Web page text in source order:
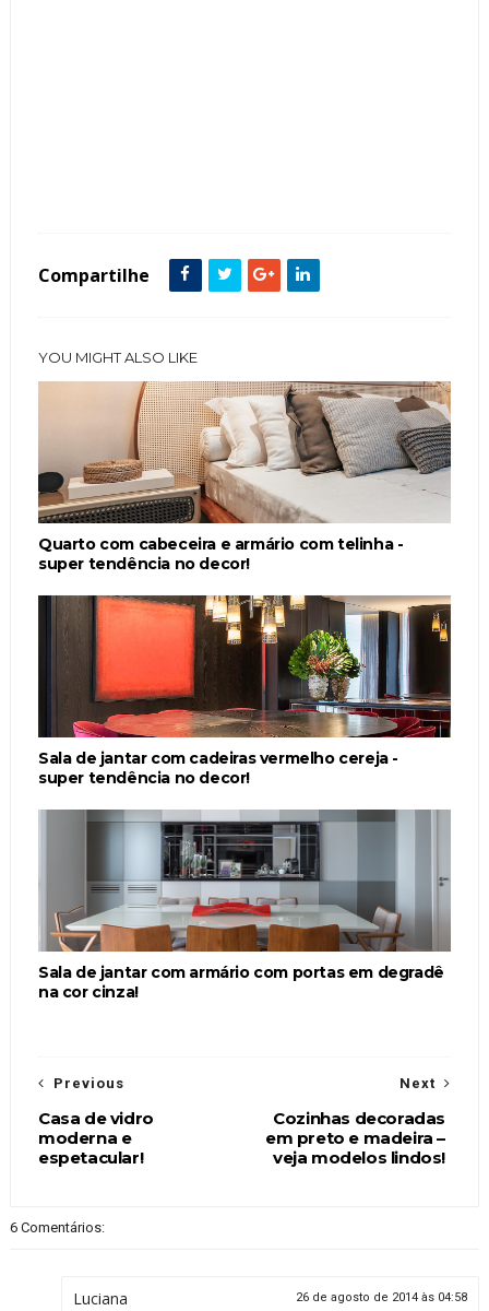
Compartilhe
YOU MIGHT ALSO LIKE
Quarto com cabeceira e armário com telinha -
super tendência no decor!
Sala de jantar com cadeiras vermelho cereja -
super tendência no decor!
Sala de jantar com armário com portas em degradê
na cor cinza!
Next
Cozinhas decoradas
em preto e madeira –
veja modelos lindos!
Previous
Casa de vidro
moderna e
espetacular!
6 Comentários:
Luciana 26 de agosto de 2014 às 04:58